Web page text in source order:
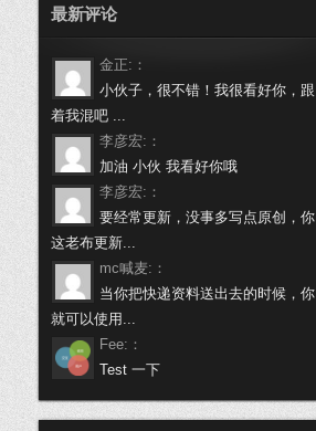
最新评论
金正:：
小伙子，很不错！我很看好你，跟
着我混吧 ...
李彦宏:：
加油 小伙 我看好你哦
李彦宏:：
要经常更新，没事多写点原创，你
这老布更新...
mc喊麦:：
当你把快递资料送出去的时候，你
就可以使用...
Fee:：
Test 一下
做个程序员挺不容易的，身有体会